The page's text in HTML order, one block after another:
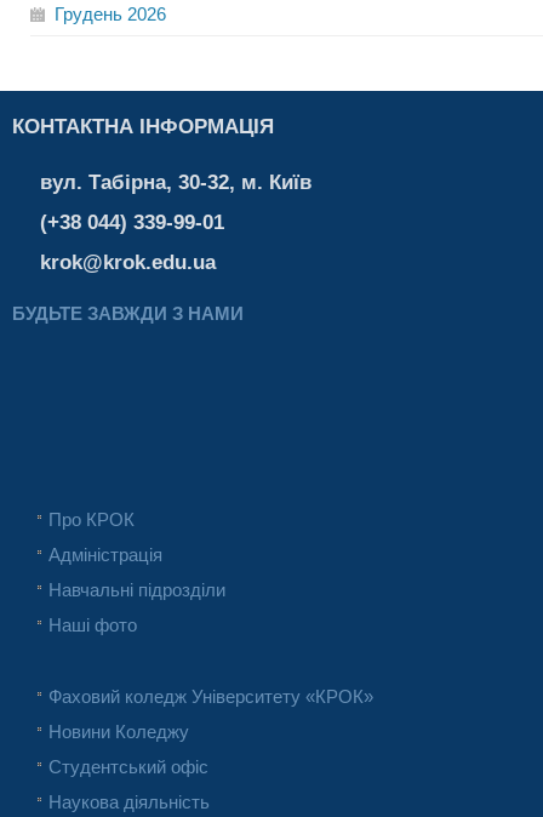
Грудень 2026
КОНТАКТНА ІНФОРМАЦІЯ
вул. Табірна, 30-32, м. Київ
(+38 044) 339-99-01
krok@krok.edu.ua
БУДЬТЕ ЗАВЖДИ З НАМИ
Про КРОК
Адміністрація
Навчальні підрозділи
Наші фото
Фаховий коледж Університету «КРОК»
Новини Коледжу
Студентський офіс
Наукова діяльність